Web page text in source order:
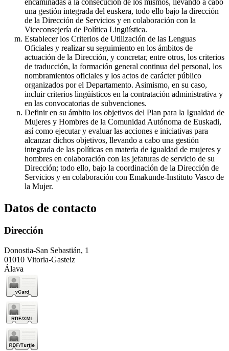
una gestión integrada del euskera, todo ello bajo la dirección
de la Dirección de Servicios y en colaboración con la
Viceconsejería de Política Lingüística.
Establecer los Criterios de Utilización de las Lenguas
Oficiales y realizar su seguimiento en los ámbitos de
actuación de la Dirección, y concretar, entre otros, los criterios
de traducción, la formación general continua del personal, los
nombramientos oficiales y los actos de carácter público
organizados por el Departamento. Asimismo, en su caso,
incluir criterios lingüísticos en la contratación administrativa y
en las convocatorias de subvenciones.
Definir en su ámbito los objetivos del Plan para la Igualdad de
Mujeres y Hombres de la Comunidad Autónoma de Euskadi,
así como ejecutar y evaluar las acciones e iniciativas para
alcanzar dichos objetivos, llevando a cabo una gestión
integrada de las políticas en materia de igualdad de mujeres y
hombres en colaboración con las jefaturas de servicio de su
Dirección; todo ello, bajo la coordinación de la Dirección de
Servicios y en colaboración con Emakunde-Instituto Vasco de
la Mujer.
Datos de contacto
Dirección
Donostia-San Sebastián, 1
01010 Vitoria-Gasteiz
Álava